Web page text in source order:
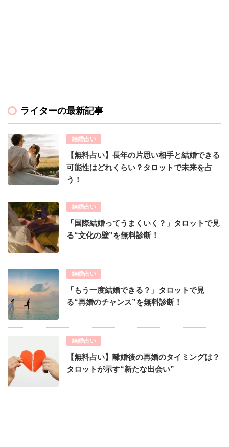
ライターの最新記事
結婚占い
【無料占い】長年の片思い相手と結婚できる
可能性はどれくらい？タロットで未来を占
う！
結婚占い
「国際結婚ってうまくいく？」タロットで見
る“文化の壁”を無料診断！
結婚占い
「もう一度結婚できる？」タロットで見
る“再婚のチャンス”を無料診断！
結婚占い
【無料占い】離婚後の再婚のタイミングは？
タロットが示す“新たな出会い”